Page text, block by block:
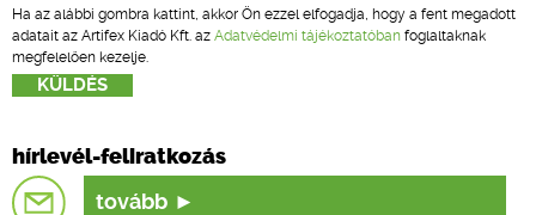
Ha az alábbi gombra kattint, akkor Ön ezzel elfogadja, hogy a fent megadott
adatait az Artifex Kiadó Kft. az Adatvédelmi tájékoztatóban foglaltaknak
megfelelően kezelje.
hírlevél-feliratkozás
tovább